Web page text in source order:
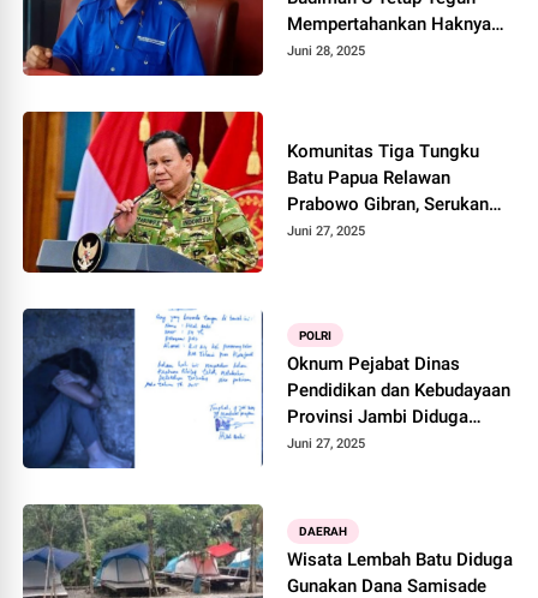
Mempertahankan Haknya
Untuk Mendapatkan
Juni 28, 2025
Komunitas Tiga Tungku
Batu Papua Relawan
Prabowo Gibran, Serukan
Darurat Korupsi, Dukung
Juni 27, 2025
POLRI
Oknum Pejabat Dinas
Pendidikan dan Kebudayaan
Provinsi Jambi Diduga
Lakukan Pelecehan Seksual
Juni 27, 2025
DAERAH
Wisata Lembah Batu Diduga
Gunakan Dana Samisade